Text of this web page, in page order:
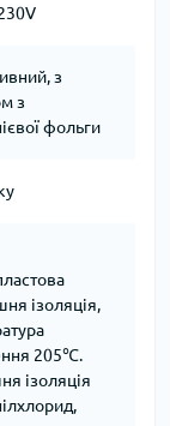
з
з
фольги
ізоляція,
205℃.
ізоляція